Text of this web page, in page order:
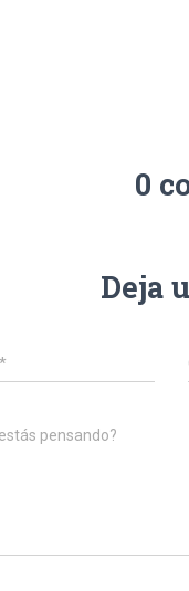
0
Deja
*
pensando?